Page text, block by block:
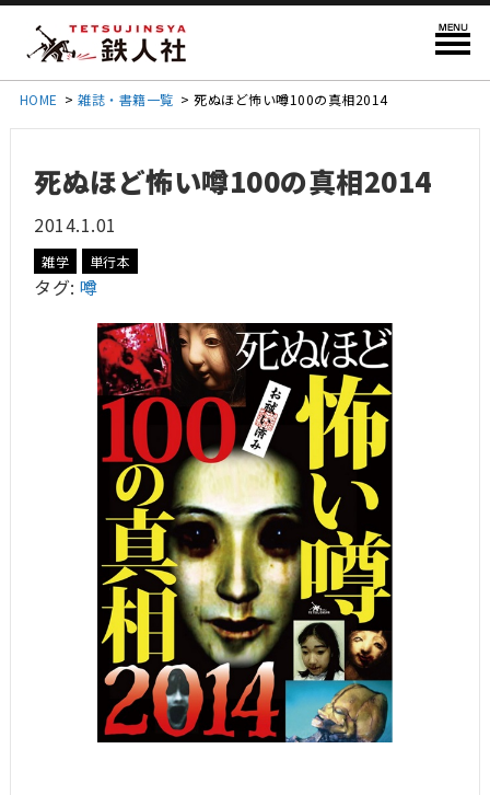
HOME > 雑誌・書籍一覧 > 死ぬほど怖い噂100の真相2014
死ぬほど怖い噂100の真相2014
2014.1.01
雑学 単行本
タグ:噂